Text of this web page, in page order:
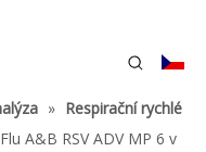
» Respirační rychlé
A&B RSV ADV MP 6 v